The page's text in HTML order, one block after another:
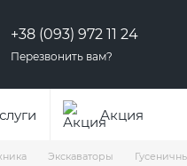
+38 (093) 972 11 24
Перезвонить вам?
Акция
Экскаваторы